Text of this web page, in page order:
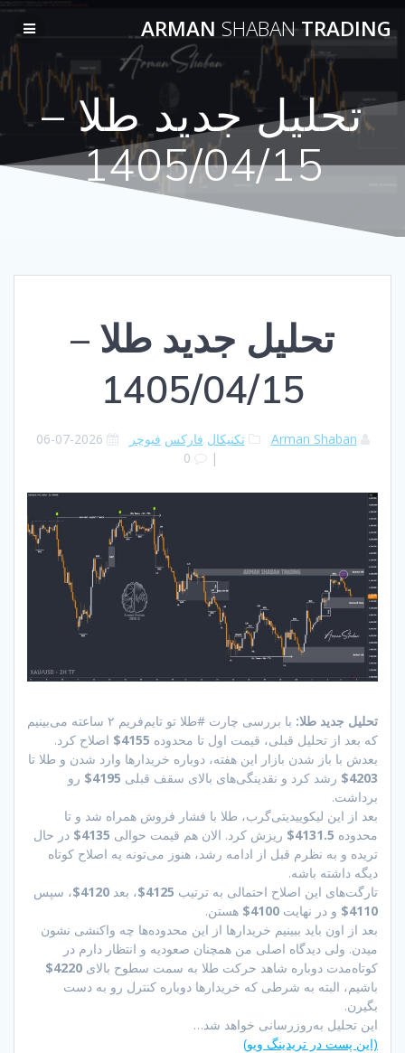
to
content
ARMAN SHABANTRADING
تحلیل جدید طلا –
1405/04/15
تحلیل جدید طلا –
1405/04/15
Arman Shaban تکنیکال فارکس فیوچر
2026-07-06
|
0
تحلیل جدید طلا:
با بررسی چارت #طلا تو تایم‌فریم ۲ ساعته می‌بینیم
که بعد از تحلیل قبلی، قیمت اول تا محدوده 4155$
اصلاح کرد.
بعدش با باز شدن بازار این هفته، دوباره خریدارها وارد شدن و طلا تا
4203$
رشد کرد و نقدینگی‌های بالای سقف قبلی 4195$
رو
برداشت.
بعد از این لیکوییدیتی‌گرب، طلا با فشار فروش همراه شد و تا
محدوده 4131.5$ ریزش کرد. الان هم قیمت حوالی 4135$
در حال
تریده و به نظرم قبل از ادامه رشد، هنوز می‌تونه یه اصلاح کوتاه
دیگه داشته باشه.
تارگت‌های این اصلاح احتمالی به ترتیب 4125$ ، بعد 4120$ ، سپس
4110$
و در نهایت 4100$
هستن.
بعد از اون باید ببینیم خریدارها از این محدوده‌ها چه واکنشی نشون
میدن. ولی دیدگاه اصلی من همچنان صعودیه و انتظار دارم در
کوتاه‌مدت دوباره شاهد حرکت طلا به سمت سطوح بالای 4220$
باشیم، البته به شرطی که خریدارها دوباره کنترل رو به دست
بگیرن.
این تحلیل به‌روزرسانی خواهد شد…
(این پست در تریدینگ ویو)